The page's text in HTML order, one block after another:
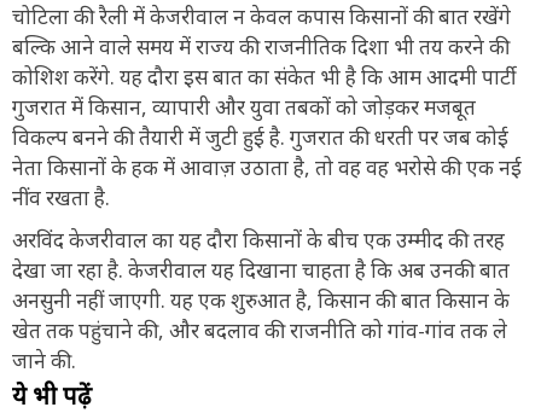
चोटिला की रैली में केजरीवाल न केवल कपास किसानों की बात रखेंगे
बल्कि आने वाले समय में राज्य की राजनीतिक दिशा भी तय करने की
कोशिश करेंगे. यह दौरा इस बात का संकेत भी है कि आम आदमी पार्टी
गुजरात में किसान, व्यापारी और युवा तबकों को जोड़कर मजबूत
विकल्प बनने की तैयारी में जुटी हुई है. गुजरात की धरती पर जब कोई
नेता किसानों के हक में आवाज़ उठाता है, तो वह वह भरोसे की एक नई
नींव रखता है.
अरविंद केजरीवाल का यह दौरा किसानों के बीच एक उम्मीद की तरह
देखा जा रहा है. केजरीवाल यह दिखाना चाहता है कि अब उनकी बात
अनसुनी नहीं जाएगी. यह एक शुरुआत है, किसान की बात किसान के
खेत तक पहुंचाने की, और बदलाव की राजनीति को गांव-गांव तक ले
जाने की.
ये भी पढ़ें